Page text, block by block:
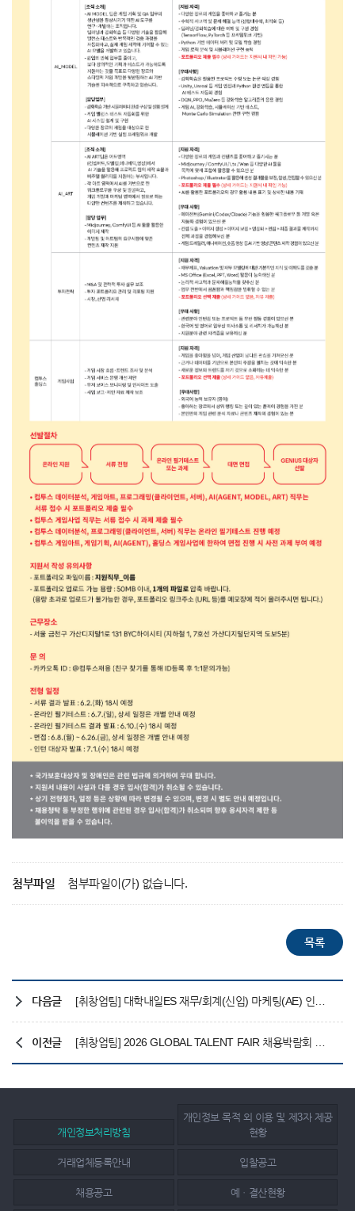
첨부파일 첨부파일이(가) 없습니다.
다음글
이전글
개인정보처리방침
개인정보 목적 외 이용 및 제3자 제공
현황
거래업체등록안내 입찰공고
채용공고 예ㆍ결산현황